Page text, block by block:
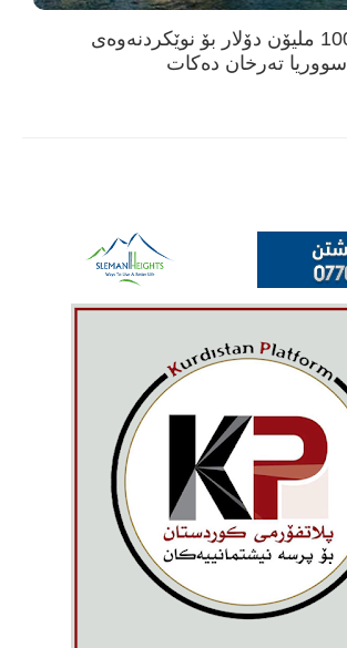
بانکی جیهانی 100 ملیۆن دۆلار بۆ نوێکردنەوەی
تەرخان دەکات